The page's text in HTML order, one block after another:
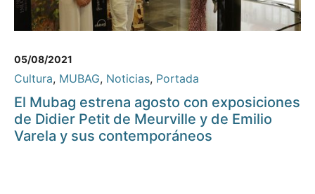
05/08/2021
Cultura, MUBAG, Noticias, Portada
El Mubag estrena agosto con exposiciones
de Didier Petit de Meurville y de Emilio
Varela y sus contemporáneos